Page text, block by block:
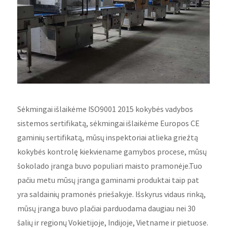
Sėkmingai išlaikėme ISO9001 2015 kokybės vadybos
sistemos sertifikatą, sėkmingai išlaikėme Europos CE
gaminių sertifikatą, mūsų inspektoriai atlieka griežtą
kokybės kontrolę kiekviename gamybos procese, mūsų
šokolado įranga buvo populiari maisto pramonėje.Tuo
pačiu metu mūsų įranga gaminami produktai taip pat
yra saldainių pramonės priešakyje. Išskyrus vidaus rinką,
mūsų įranga buvo plačiai parduodama daugiau nei 30
šalių ir regionų Vokietijoje, Indijoje, Vietname ir pietuose.